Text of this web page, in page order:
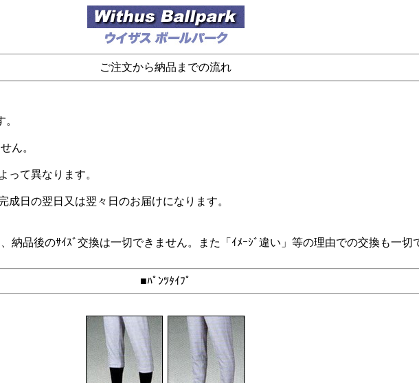
ご注文から納品までの流れ
ん。
って異なります。
成日の翌日又は翌々日のお届けになります。
納品後のｻｲｽﾞ交換は一切できません。また「ｲﾒｰｼﾞ違い」等の理由での交換も一切
■ﾊﾟﾝﾂﾀｲﾌﾟ